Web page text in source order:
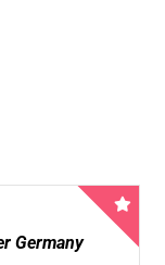
Germany